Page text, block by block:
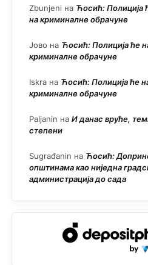
Zbunjeni на Ћосић: Полиција
на криминалне обрачуне
Јово на Ћосић: Полиција ће
криминалне обрачуне
Iskra на Ћосић: Полиција ће
криминалне обрачуне
Paljanin на И данас вруће,
степени
Sugrađanin на Ћосић:
општинама као ниједна
администрација до сада